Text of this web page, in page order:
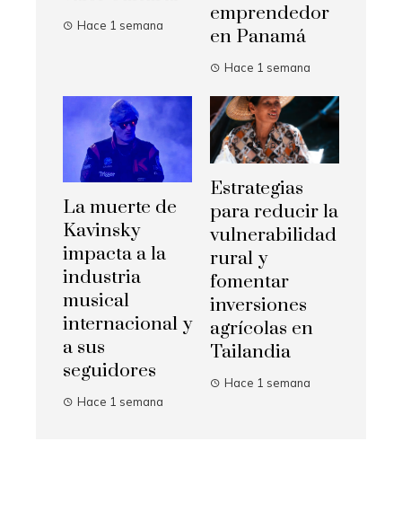
Hace 1 semana
emprendedor
en Panamá
Hace 1 semana
La muerte de
Kavinsky
impacta a la
industria
musical
internacional y
a sus
seguidores
Hace 1 semana
Estrategias
para reducir la
vulnerabilidad
rural y
fomentar
inversiones
agrícolas en
Tailandia
Hace 1 semana